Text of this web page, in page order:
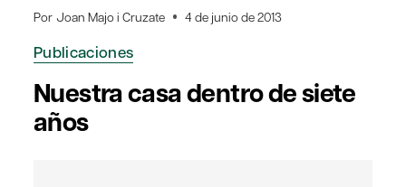
Por Joan Majo i Cruzate 4 de junio de 2013
Publicaciones
Nuestra casa dentro de siete
años